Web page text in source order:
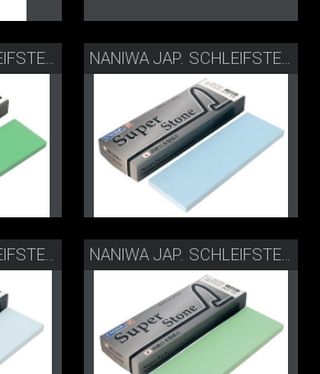
NANIWA JAP. SCHLEIFSTEIN S1-404 NANIWA JAP. SCHLEIFSTEIN S1-410
NANIWA JAP. SCHLEIFSTEIN S1-450 NANIWA JAP. SCHLEIFSTEIN S1-490